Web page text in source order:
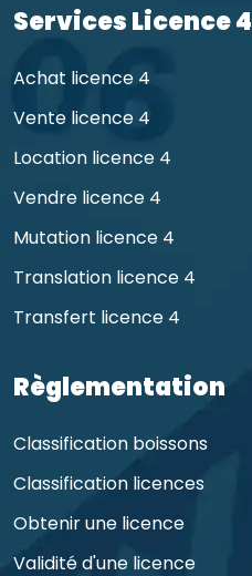
Services Licence 4
Achat licence 4
Vente licence 4
Location licence 4
Vendre licence 4
Mutation licence 4
Translation licence 4
Transfert licence 4
Règlementation
Classification boissons
Classification licences
Obtenir une licence
Validité d'une licence